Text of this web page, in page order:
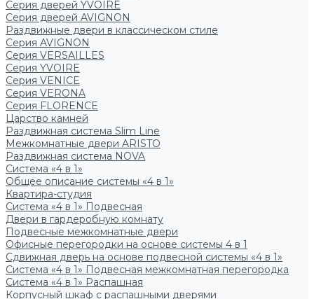
Серия дверей YVOIRE
Серия дверей AVIGNON
Раздвижные двери в классическом стиле
Серия AVIGNON
Серия VERSAILLES
Серия YVOIRE
Серия VENICE
Серия VERONA
Серия FLORENCE
Царство камней
Раздвижная система Slim Line
Межкомнатные двери ARISTO
Раздвижная система NOVA
Система «4 в 1»
Общее описание системы «4 в 1»
Квартира-студия
Система «4 в 1» Подвесная
Двери в гардеробную комнату
Подвесные межкомнатные двери
Офисные перегородки на основе системы 4 в 1
Сдвижная дверь на основе подвесной системы «4 в 1»
Система «4 в 1» Подвесная межкомнатная перегородка
Система «4 в 1» Распашная
Корпусный шкаф с распашными дверями